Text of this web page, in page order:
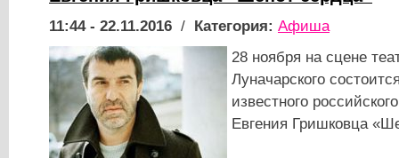
11:44 - 22.11.2016 / Категория: Афиша
28 ноября на сцене
Луначарского
известного
Евгения Гришковца